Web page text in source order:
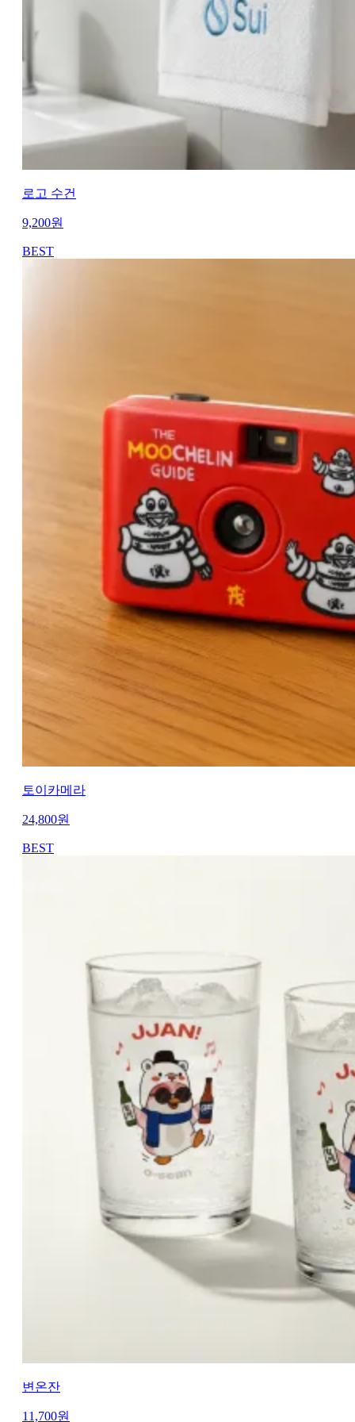
로고 수건
9,200원
BEST
토이카메라
24,800원
BEST
변온잔
11,700원